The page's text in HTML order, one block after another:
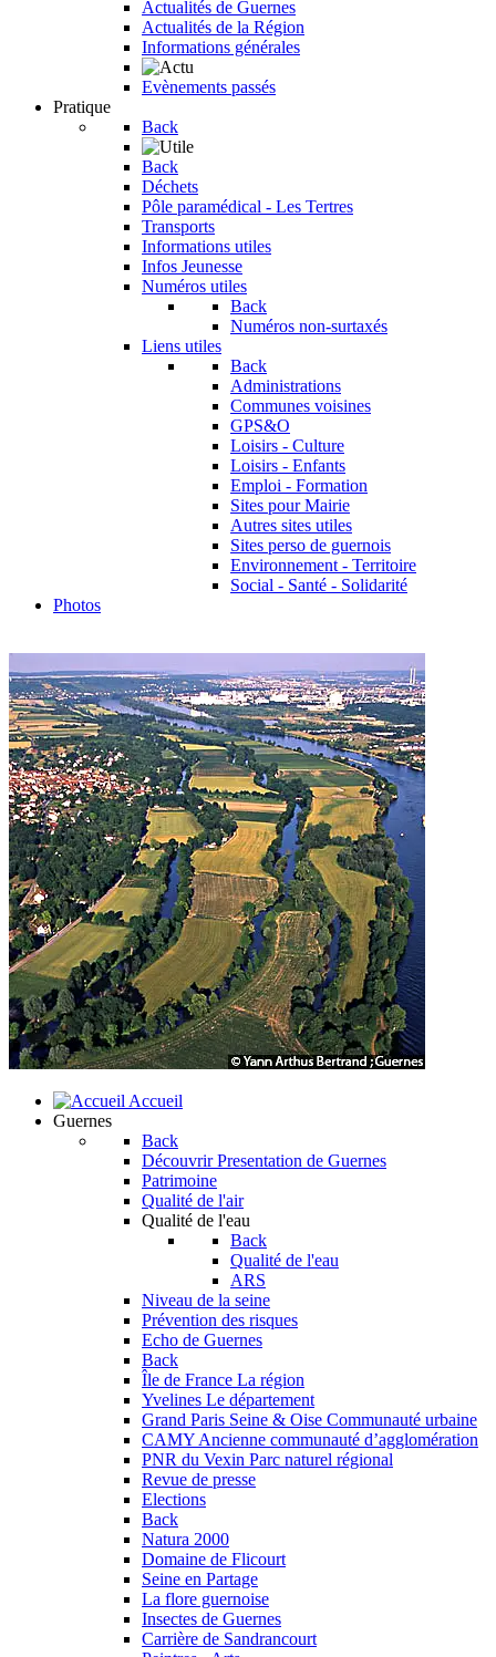
Actualités de Guernes
Actualités de la Région
Informations générales
Evènements passés
Pratique
Back
Back
Déchets
Pôle paramédical - Les Tertres
Transports
Informations utiles
Infos Jeunesse
Numéros utiles
Back
Numéros non-surtaxés
Liens utiles
Back
Administrations
Communes voisines
GPS&O
Loisirs - Culture
Loisirs - Enfants
Emploi - Formation
Sites pour Mairie
Autres sites utiles
Sites perso de guernois
Environnement - Territoire
Social - Santé - Solidarité
Photos
Accueil
Guernes
Back
Découvrir Presentation de Guernes
Patrimoine
Qualité de l'air
Qualité de l'eau
Back
Qualité de l'eau
ARS
Niveau de la seine
Prévention des risques
Echo de Guernes
Back
Île de France La région
Yvelines Le département
Grand Paris Seine & Oise Communauté urbaine
CAMY Ancienne communauté d’agglomération
PNR du Vexin Parc naturel régional
Revue de presse
Elections
Back
Natura 2000
Domaine de Flicourt
Seine en Partage
La flore guernoise
Insectes de Guernes
Carrière de Sandrancourt